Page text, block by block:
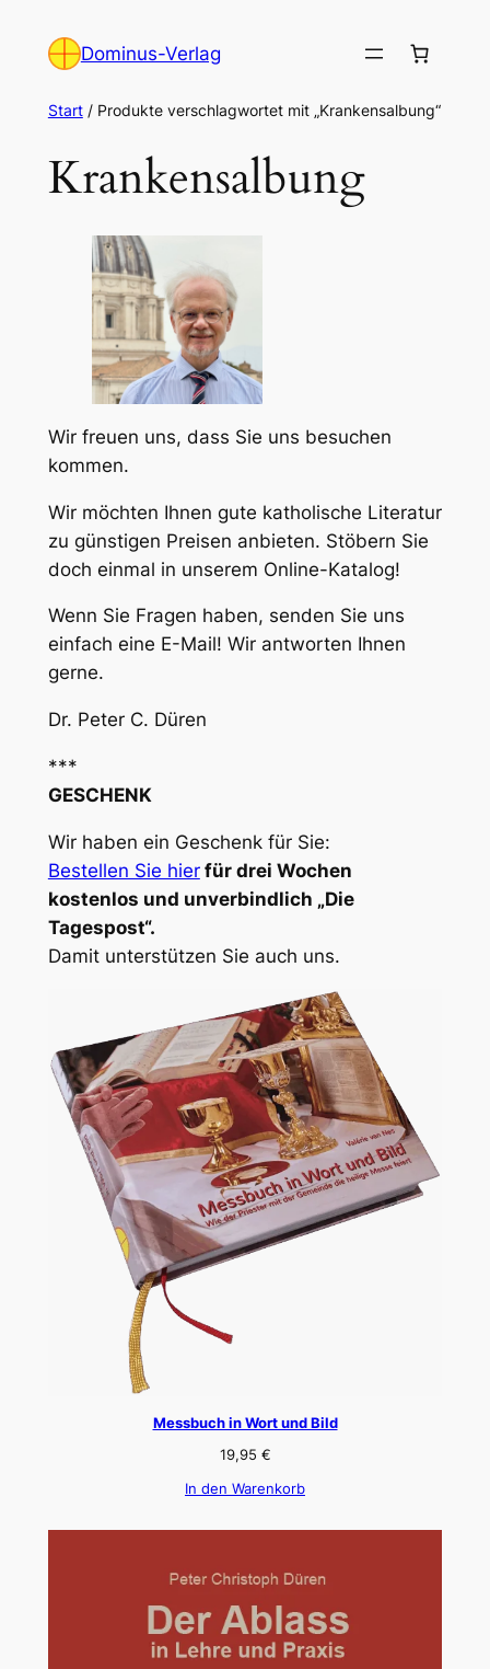
Inhalt
Dominus-Verlag
Start/ Produkte verschlagwortet mit „Krankensalbung“
Krankensalbung
Wir freuen uns, dass Sie uns besuchen
kommen.
Wir möchten Ihnen gute katholische Literatur
zu günstigen Preisen anbieten. Stöbern Sie
doch einmal in unserem Online-Katalog!
Wenn Sie Fragen haben, senden Sie uns
einfach eine E-Mail! Wir antworten Ihnen
gerne.
Dr. Peter C. Düren
***
GESCHENK
Wir haben ein Geschenk für Sie:
Bestellen Sie hier für drei Wochen
kostenlos und unverbindlich „Die
Tagespost“.
Damit unterstützen Sie auch uns.
Messbuch in Wort und Bild
19,95 €
In den Warenkorb